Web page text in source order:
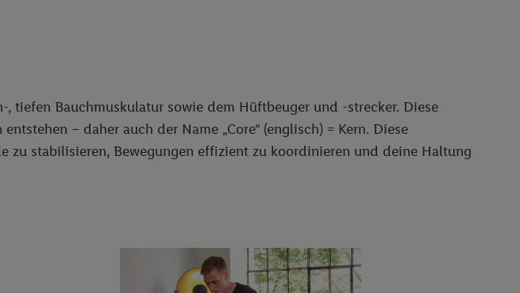
tiefen Bauchmuskulatur sowie dem Hüftbeuger und -strecker. Diese
– daher auch der Name „Core“ (englisch) = Kern. Diese
zu stabilisieren, Bewegungen effizient zu koordinieren und deine Haltung